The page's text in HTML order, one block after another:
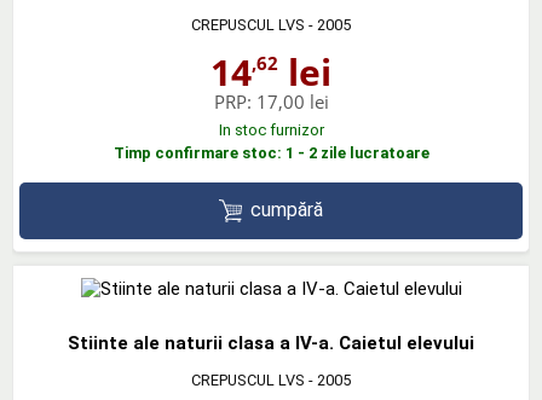
CREPUSCUL LVS - 2005
14,62 lei
PRP: 17,00 lei
In stoc furnizor
Timp confirmare stoc: 1 - 2 zile lucratoare
cumpără
Stiinte ale naturii clasa a IV-a. Caietul elevului
CREPUSCUL LVS - 2005